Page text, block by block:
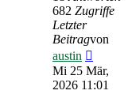
682 Zugriffe
Letzter
Beitragvon
austin
Beitrag
Mi 25 Mär,
2026 11:01